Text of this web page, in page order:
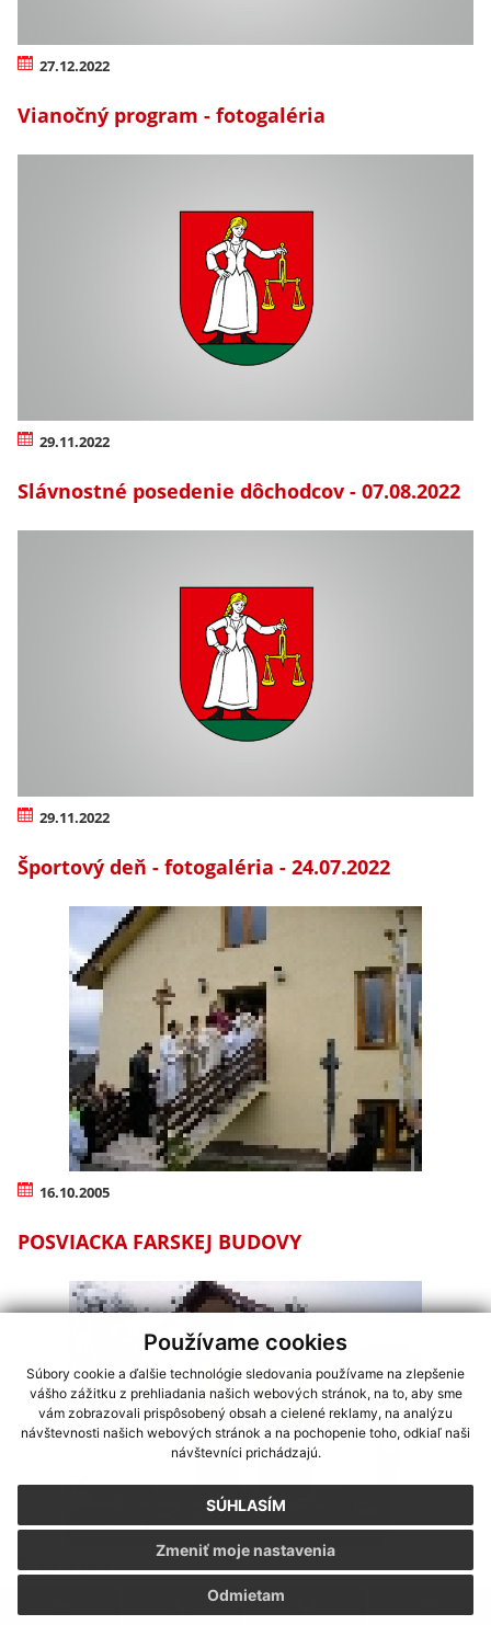
Používame cookies
Súbory cookie a ďalšie technológie sledovania používame na zlepšenie
vášho zážitku z prehliadania našich webových stránok, na to, aby sme
vám zobrazovali prispôsobený obsah a cielené reklamy, na analýzu
návštevnosti našich webových stránok a na pochopenie toho, odkiaľ naši
návštevníci prichádzajú.
SÚHLASÍM
Odmietam
Zmeniť moje nastavenia
27.12.2022
Vianočný program - fotogaléria
29.11.2022
Slávnostné posedenie dôchodcov - 07.08.2022
29.11.2022
Športový deň - fotogaléria - 24.07.2022
16.10.2005
POSVIACKA FARSKEJ BUDOVY
20.11.2005
POSVIACKA DOMU NÁDEJE